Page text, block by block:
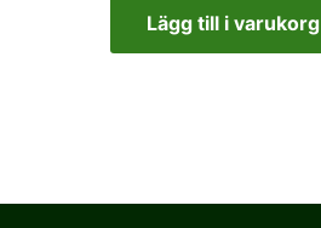
Lägg till i varukorg